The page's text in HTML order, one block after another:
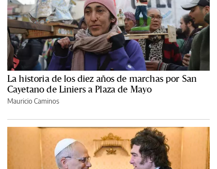
La historia de los diez años de marchas por San
Cayetano de Liniers a Plaza de Mayo
Mauricio Caminos